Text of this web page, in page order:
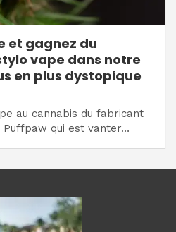
et gagnez du
vape dans notre
en plus dystopique
au cannabis du fabricant
qui est vanter…